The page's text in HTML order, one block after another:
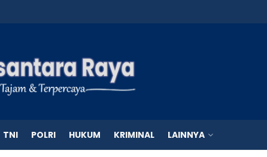
TNI POLRI HUKUM KRIMINAL LAINNYA